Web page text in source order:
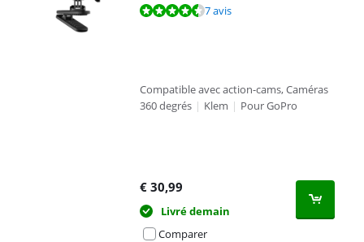
La note est de 9,2 sur 10, basée sur 7 avis.7 avis
Compatible avec action-cams, Caméras
360 degrés | Klem | Pour GoPro
€ 30,99
Livré demain
Comparer